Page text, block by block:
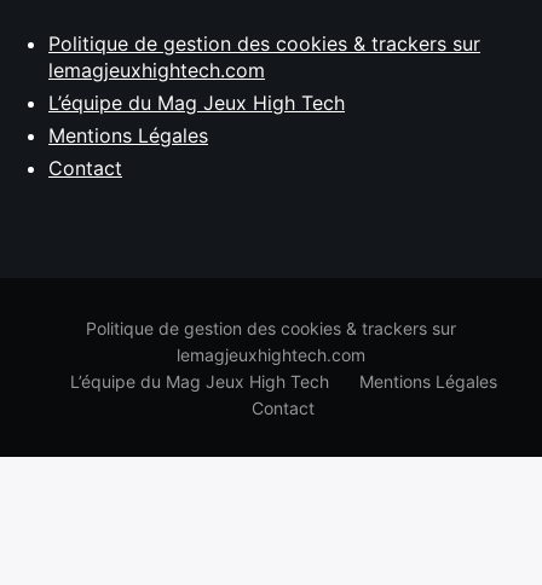
Politique de gestion des cookies & trackers sur
lemagjeuxhightech.com
L’équipe du Mag Jeux High Tech
Mentions Légales
Contact
Politique de gestion des cookies & trackers sur
lemagjeuxhightech.com
L’équipe du Mag Jeux High Tech
Mentions Légales
Contact